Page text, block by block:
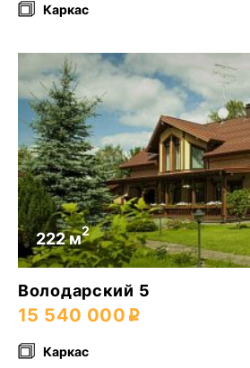
Каркас
222 м2
Володарский 5
15 540 000
Каркас